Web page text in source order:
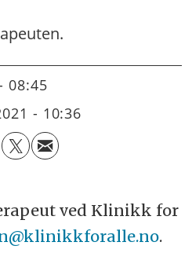
08:45
- 10:36
ved Klinikk for
.